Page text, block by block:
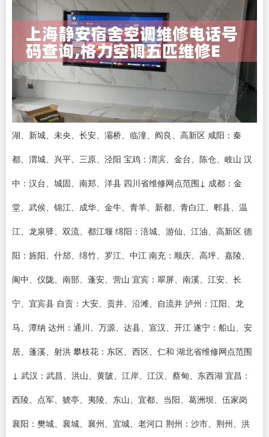
湖、新城、未央、长安、灞桥、临潼、阎良、高新区 咸阳：秦
都、渭城、兴平、三原、泾阳 宝鸡：渭滨、金台、陈仓、岐山 汉
中：汉台、城固、南郑、洋县 四川省维修网点范围↓ 成都：金
堂、武侯、锦江、成华、金牛、青羊、新都、青白江、郫县、温
江、龙泉驿、双流、都江堰 绵阳：涪城、游仙、江油、高新区 德
阳：旌阳、什邡、绵竹、罗江、中江 南充：顺庆、高坪、嘉陵、
阆中、仪陇、南部、蓬安、营山 宜宾：翠屏、南溪、江安、长
宁、宜宾县 自贡：大安、贡井、沿滩、自流井 泸州：江阳、龙
马、潭纳 达州：通川、万源、达县、宣汉、开江 遂宁：船山、安
居、蓬溪、射洪 攀枝花：东区、西区、仁和 湖北省维修网点范围
↓ 武汉：武昌、洪山、黄陂、江岸、江汉、蔡甸、东西湖 宜昌：
西陵、点军、猇亭、夷陵、东山、宜都、当阳、葛洲坝、伍家岗
襄阳：樊城、襄城、襄州、宜城、老河口 荆州：沙市、荆州、洪